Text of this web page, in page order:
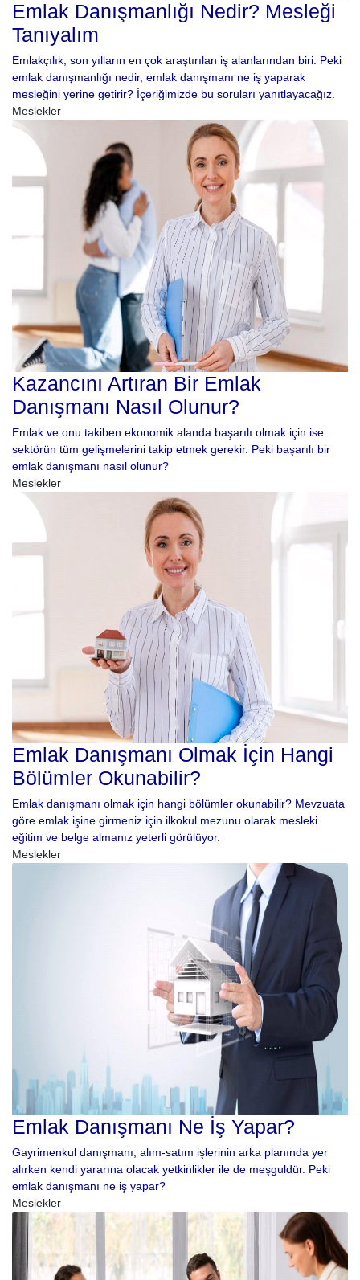
Emlak Danışmanlığı Nedir? Mesleği
Tanıyalım
Emlakçılık, son yılların en çok araştırılan iş alanlarından biri. Peki
emlak danışmanlığı nedir, emlak danışmanı ne iş yaparak
mesleğini yerine getirir? İçeriğimizde bu soruları yanıtlayacağız.
Meslekler
Kazancını Artıran Bir Emlak
Danışmanı Nasıl Olunur?
Emlak ve onu takiben ekonomik alanda başarılı olmak için ise
sektörün tüm gelişmelerini takip etmek gerekir. Peki başarılı bir
emlak danışmanı nasıl olunur?
Meslekler
Emlak Danışmanı Olmak İçin Hangi
Bölümler Okunabilir?
Emlak danışmanı olmak için hangi bölümler okunabilir? Mevzuata
göre emlak işine girmeniz için ilkokul mezunu olarak mesleki
eğitim ve belge almanız yeterli görülüyor.
Meslekler
Emlak Danışmanı Ne İş Yapar?
Gayrimenkul danışmanı, alım-satım işlerinin arka planında yer
alırken kendi yararına olacak yetkinlikler ile de meşguldür. Peki
emlak danışmanı ne iş yapar?
Meslekler